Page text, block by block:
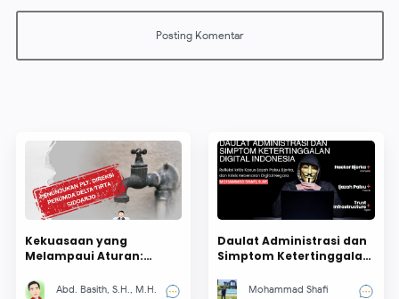
Kekuasaan yang
Melampaui Aturan:
Direksi Perumda Delta
Abd. Basith, S.H., M.H.
Daulat Administrasi dan
Simptom Ketertinggalan
Mohammad Shafi